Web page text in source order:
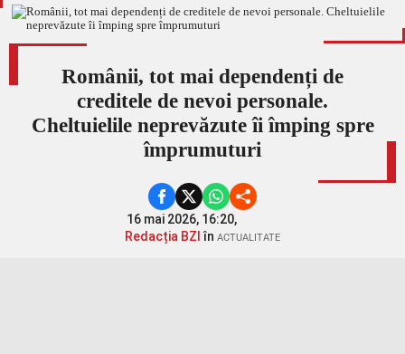
puși pumni de bani și jucării –
EXCLUSIV
Românii, tot mai dependenți de
creditele de nevoi personale.
Cheltuielile neprevăzute îi împing spre
împrumuturi
16 mai 2026, 16:20,
Redacția BZI în ACTUALITATE